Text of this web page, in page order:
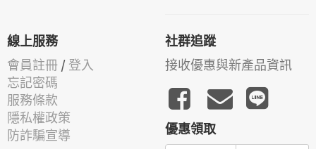
線上服務
會員註冊 / 登入
忘記密碼
服務條款
隱私權政策
防詐騙宣導
社群追蹤
接收優惠與新產品資訊
優惠領取